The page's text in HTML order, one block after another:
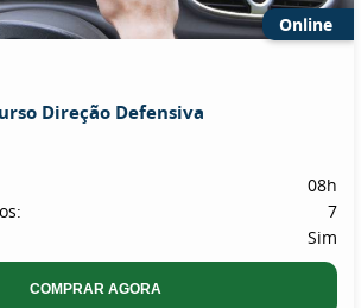
Online
Direção Defensiva
08h
7
Sim
COMPRAR AGORA